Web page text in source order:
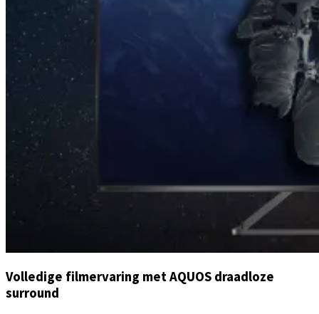
Volledige filmervaring met AQUOS draadloze
surround